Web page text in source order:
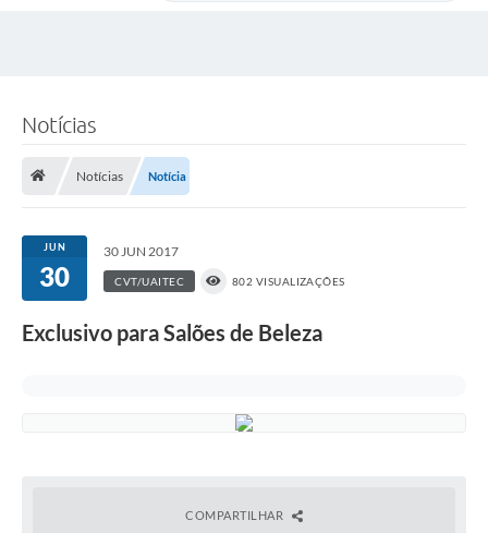
Notícias
Notícias Notícia
JUN
30
30 JUN 2017
CVT/UAITEC 802 VISUALIZAÇÕES
Exclusivo para Salões de Beleza
COMPARTILHAR